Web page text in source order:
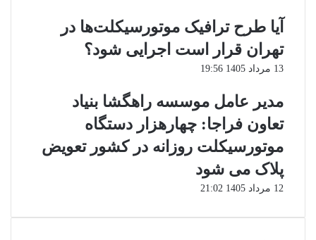
آیا طرح ترافیک موتورسیکلت‌ها در
تهران قرار است اجرایی شود؟
13 مرداد 1405 19:56
مدیر عامل موسسه راهگشا بنیاد
تعاون فراجا: چهارهزار دستگاه
موتورسیکلت روزانه در کشور تعویض
پلاک می شود
12 مرداد 1405 21:02